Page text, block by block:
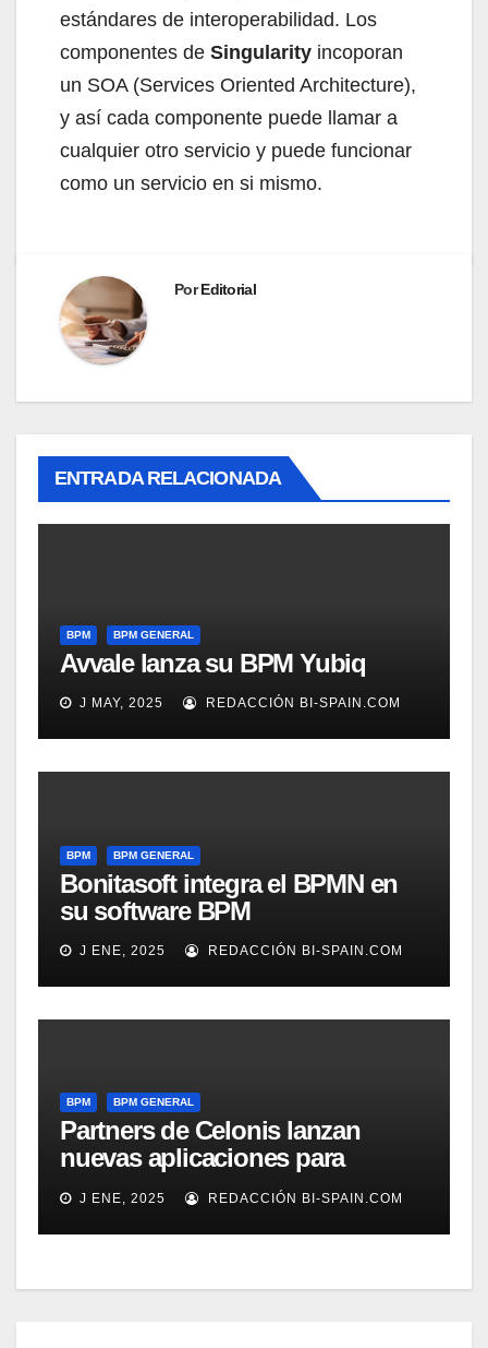
estándares de interoperabilidad. Los
componentes de Singularity incoporan
un SOA (Services Oriented Architecture),
y así cada componente puede llamar a
cualquier otro servicio y puede funcionar
como un servicio en si mismo.
PorEditorial
ENTRADA RELACIONADA
BPM BPM GENERAL
Avvale lanza su BPM Yubiq
J MAY, 2025 REDACCIÓN BI-SPAIN.COM
BPM BPM GENERAL
Bonitasoft integra el BPMN en
su software BPM
J ENE, 2025 REDACCIÓN BI-SPAIN.COM
BPM BPM GENERAL
Partners de Celonis lanzan
nuevas aplicaciones para
automarizar migración a SAP o
Gestión de Reclamaciones en
Seguros
J ENE, 2025 REDACCIÓN BI-SPAIN.COM